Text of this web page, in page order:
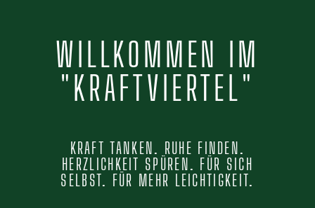
WILLKOMMEN IM
"KRAFTVIERTEL"
KRAFT TANKEN. RUHE FINDEN.
HERZLICHKEIT SPÜREN. FÜR SICH
SELBST. FÜR MEHR LEICHTIGKEIT.